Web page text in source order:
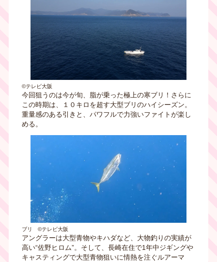
©テレビ大阪
今回狙うのは今が旬、脂が乗った極上の寒ブリ！さらに
この時期は、１０キロを超す大型ブリのハイシーズン。
重量感のある引きと、パワフルで力強いファイトが楽し
める。
ブリ ©テレビ大阪
アングラーは大型青物やキハダなど、大物釣りの実績が
高い“佐野ヒロム”。そして、長崎在住で1年中ジギングや
キャスティングで大型青物狙いに情熱を注ぐルアーマ